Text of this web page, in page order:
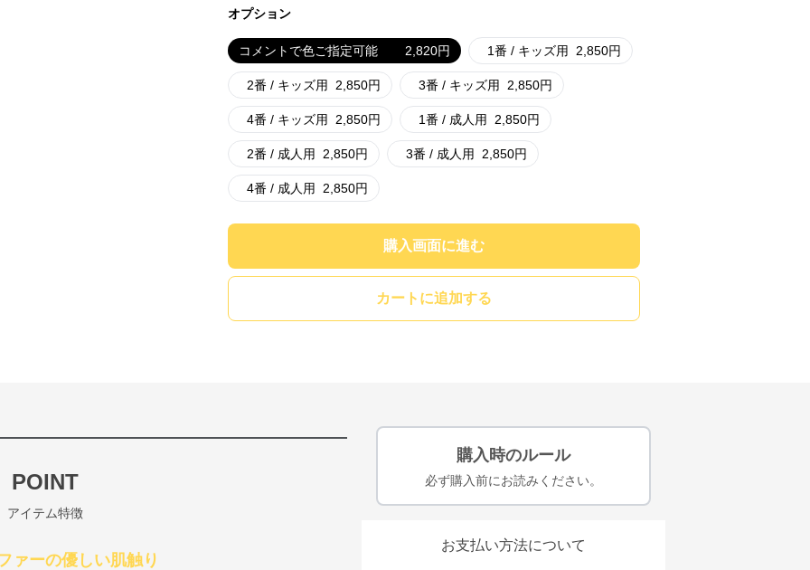
オプション
コメントで色ご指定可能 2,820円 1番 / キッズ用 2,850円
2番 / キッズ用 2,850円 3番 / キッズ用 2,850円
4番 / キッズ用 2,850円 1番 / 成人用 2,850円
2番 / 成人用 2,850円 3番 / 成人用 2,850円
4番 / 成人用 2,850円
購入画面に進む
カートに追加する
POINT
アイテム特徴
ァーの優しい肌触り
購入時のルール
必ず購入前にお読みください。
お支払い方法について